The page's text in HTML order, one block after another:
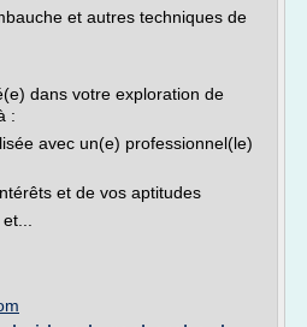
et autres techniques de
dans votre exploration de
:
avec un(e) professionnel(le)
et de vos aptitudes